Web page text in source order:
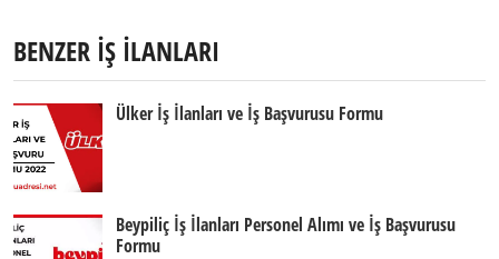
BENZER İŞ İLANLARI
Ülker İş İlanları ve İş Başvurusu Formu
Beypiliç İş İlanları Personel Alımı ve İş Başvurusu
Formu